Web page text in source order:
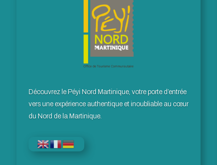
Découvrez le Péyi Nord Martinique, votre porte d’entrée
vers une expérience authentique et inoubliable au cœur
du Nord de la Martinique.